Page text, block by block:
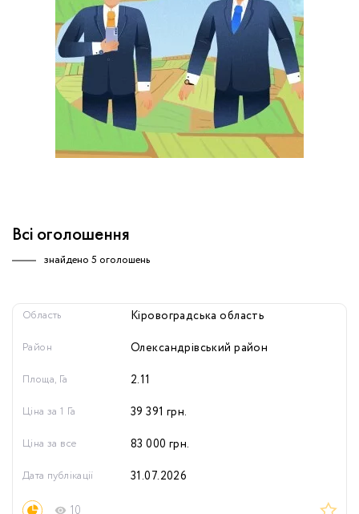
Всі оголошення
знайдено 5 оголошень
Область Кіровоградська область
Район Олександрівський район
Площа, Га 2.11
Ціна за 1 Га 39 391 грн.
Ціна за все 83 000 грн.
10
Дата публікації 31.07.2026
Немає облікового запису?
Зареєструватися
УВІЙТИ
обробку персональних даних.
ЗАМОВИТИ КОНСУЛЬТАЦІЮ